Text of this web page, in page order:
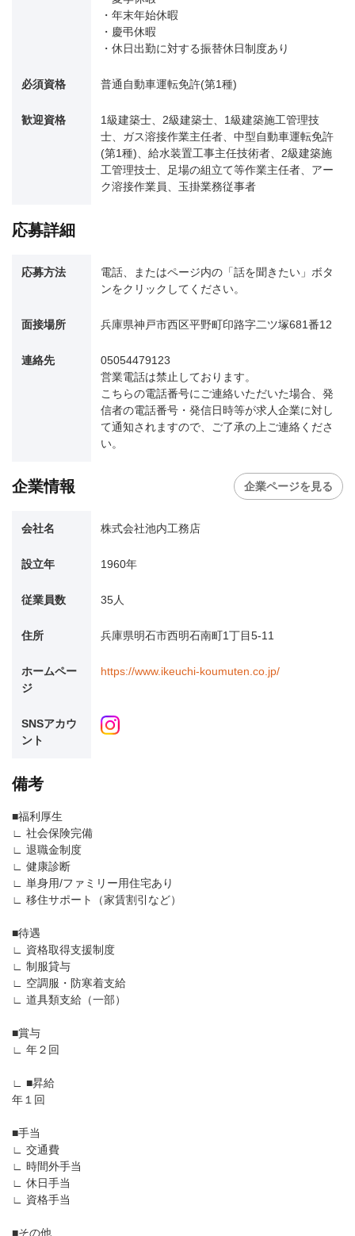
・年末年始休暇
・慶弔休暇
・休日出勤に対する振替休日制度あり
必須資格 普通自動車運転免許(第1種)
歓迎資格
1級建築士、2級建築士、1級建築施工管理技
士、ガス溶接作業主任者、中型自動車運転免許
(第1種)、給水装置工事主任技術者、2級建築施
工管理技士、足場の組立て等作業主任者、アー
ク溶接作業員、玉掛業務従事者
応募詳細
応募方法
電話、またはページ内の「話を聞きたい」ボタ
ンをクリックしてください。
面接場所 兵庫県神戸市西区平野町印路字二ツ塚681番12
連絡先
05054479123
営業電話は禁止しております。
こちらの電話番号にご連絡いただいた場合、発
信者の電話番号・発信日時等が求人企業に対し
て通知されますので、ご了承の上ご連絡くださ
い。
企業情報 企業ページを見る
会社名 株式会社池内工務店
設立年 1960年
従業員数 35人
住所 兵庫県明石市西明石南町1丁目5-11
ホームペー
ジ
https://www.ikeuchi-koumuten.co.jp/
SNSアカウ
ント
備考
■福利厚生
∟ 社会保険完備
∟ 退職金制度
∟ 健康診断
∟ 単身用/ファミリー用住宅あり
∟ 移住サポート（家賃割引など）
■待遇
∟ 資格取得支援制度
∟ 制服貸与
∟ 空調服・防寒着支給
∟ 道具類支給（一部）
■賞与
∟ 年２回
∟ ■昇給
年１回
■手当
∟ 交通費
∟ 時間外手当
∟ 休日手当
∟ 資格手当
■その他